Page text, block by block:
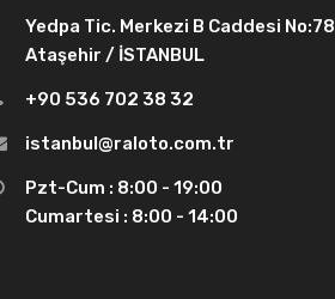
Yedpa Tic. Merkezi B Caddesi No:78
Ataşehir / İSTANBUL
+90 536 702 38 32
istanbul@raloto.com.tr
Pzt-Cum : 8:00 - 19:00
Cumartesi : 8:00 - 14:00